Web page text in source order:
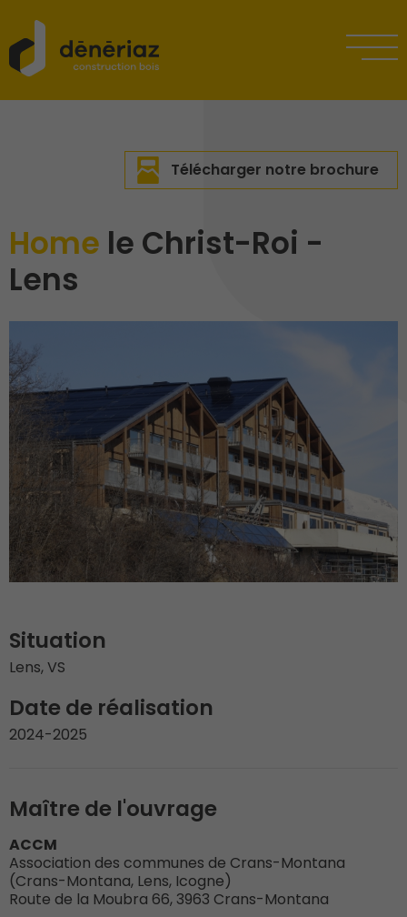
Télécharger notre brochure
Home le Christ-Roi -
Lens
Situation
Lens, VS
Date de réalisation
2024-2025
Maître de l'ouvrage
ACCM
Association des communes de Crans-Montana
(Crans-Montana, Lens, Icogne)
Route de la Moubra 66, 3963 Crans-Montana